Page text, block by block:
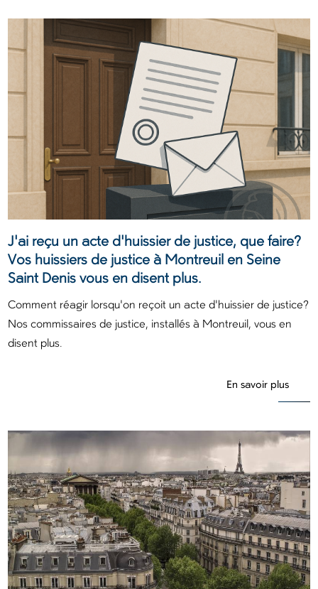
J'ai reçu un acte d'huissier de justice, que faire?
Vos huissiers de justice à Montreuil en Seine
Saint Denis vous en disent plus.
Comment réagir lorsqu'on reçoit un acte d'huissier de justice?
Nos commissaires de justice, installés à Montreuil, vous en
disent plus.
En savoir plus